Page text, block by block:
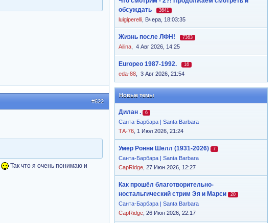
обсуждать
3641
luigiperelli Вчера, 18:03:35
Жизнь после ЛФН! 7363
Ailina 4 Авг 2026, 14:25
Europeo 1987-1992. 16
eda-88 3 Авг 2026, 21:54
Новые темы
Дилан . 6
Санта-Барбара | Santa Barbara
ТА-76 , 1 Июл 2026, 21:24
Умер Ронни Шелл (1931-2026) 7
Санта-Барбара | Santa Barbara
CapRidge , 27 Июн 2026, 12:27
Как прошёл благотворительно-
ностальгический стрим Эя и Марси
20
Санта-Барбара | Santa Barbara
CapRidge , 26 Июн 2026, 22:17
#622
Так что я очень понимаю и